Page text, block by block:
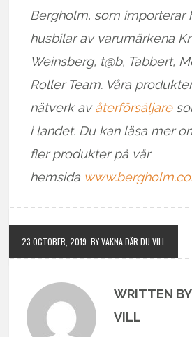
Bergholm, som importerar
husbilar av varumärkena
Weinsberg, t@b, Tabbert,
Roller Team. Våra
nätverk avåterförsäljare
i landet. Du kan läsa mer
fler produkter på vår
hemsida
23 OCTOBER, 2019 BY VAKNA DÄR DU VILL
WRITTEN
VILL